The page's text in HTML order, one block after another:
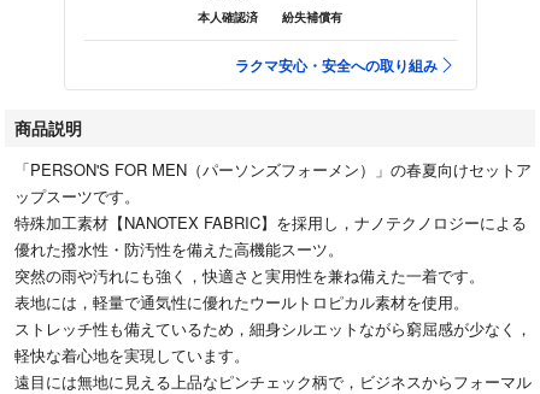
本人確認済 紛失補償有
ラクマ安心・安全への取り組み
商品説明
「PERSON'S FOR MEN（パーソンズフォーメン）」の春夏向けセットア
ップスーツです。
特殊加工素材【NANOTEX FABRIC】を採用し，ナノテクノロジーによる
優れた撥水性・防汚性を備えた高機能スーツ。
突然の雨や汚れにも強く，快適さと実用性を兼ね備えた一着です。
表地には，軽量で通気性に優れたウールトロピカル素材を使用。
ストレッチ性も備えているため，細身シルエットながら窮屈感が少なく，
軽快な着心地を実現しています。
遠目には無地に見える上品なピンチェック柄で，ビジネスからフォーマル